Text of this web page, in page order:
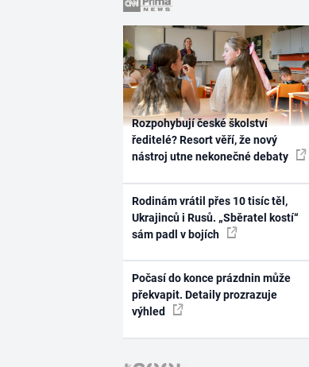
Rozpohybují české školství
ředitelé? Resort věří, že nový
nástroj utne nekonečné debaty
Rodinám vrátil přes 10 tisíc těl,
Ukrajinců i Rusů. „Sběratel kostí“
sám padl v bojích
Počasí do konce prázdnin může
překvapit. Detaily prozrazuje
výhled